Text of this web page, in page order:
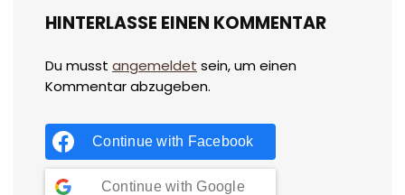
HINTERLASSE EINEN KOMMENTAR
Du musst angemeldet sein, um einen
Kommentar abzugeben.
Continue with Facebook
Continue with Google